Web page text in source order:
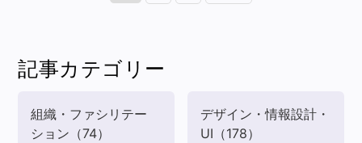
記事カテゴリー
組織・ファシリテー
ション （74）
デザイン・情報設計・
UI （178）